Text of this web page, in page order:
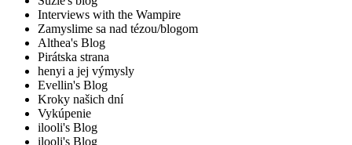
Interviews with the Wampire
Zamyslime sa nad tézou/blogom
Althea's Blog
Pirátska strana
henyi a jej výmysly
Evellin's Blog
Kroky našich dní
Vykúpenie
ilooli's Blog
ilooli's Blog